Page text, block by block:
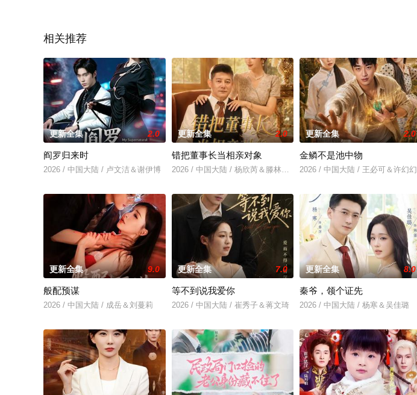
相关推荐
更新全集 2.0
阎罗归来时
2026 / 中国大陆 / 卢文洁＆谢伊博
更新全集 2.0
错把董事长当相亲对象
2026 / 中国大陆 / 杨欣芮＆滕林＆马治邦
更新全集 2.0
金鳞不是池中物
2026 / 中国大陆 / 王必可＆许幻幻
更新全集 9.0
般配预谋
2026 / 中国大陆 / 成岳＆刘蔓莉
更新全集 7.0
等不到说我爱你
2026 / 中国大陆 / 崔秀子＆蒋文琦
更新全集 8.0
秦爷，领个证先
2026 / 中国大陆 / 杨寒＆吴佳璐